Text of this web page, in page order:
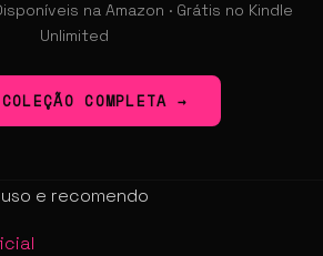
na Amazon · Grátis no Kindle
Unlimited
COMPLETA →
e recomendo